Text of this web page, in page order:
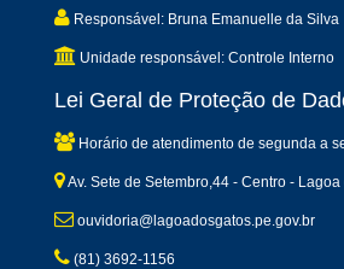
Responsável: Bruna Emanuelle da Silva
Unidade responsável: Controle Interno
Lei Geral de Proteção de
Horário de atendimento de segunda a
Av. Sete de Setembro,44 - Centro -
ouvidoria@lagoadosgatos.pe.gov.br
(81) 3692-1156